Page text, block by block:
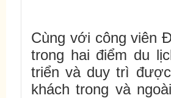
Cùng với công viên
trong hai điểm du
triển và duy trì
khách trong và